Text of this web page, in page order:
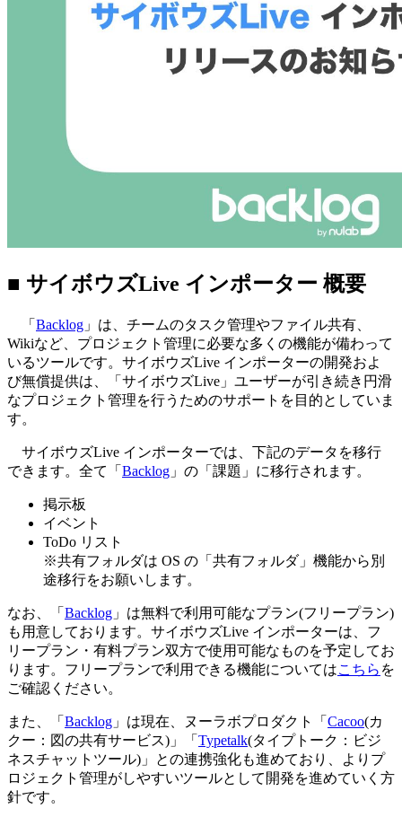
■ サイボウズLive インポーター 概要
「 Backlog 」は、チームのタスク管理やファイル共有、
Wikiなど、プロジェクト管理に必要な多くの機能が備わって
いるツールです。サイボウズLive インポーターの開発およ
び無償提供は、「サイボウズLive」ユーザーが引き続き円滑
なプロジェクト管理を行うためのサポートを目的としていま
す。
サイボウズLive インポーターでは、下記のデータを移行
できます。全て「 Backlog 」の「課題」に移行されます。
掲示板
イベント
ToDo リスト
※共有フォルダは OS の「共有フォルダ」機能から別
途移行をお願いします。
なお、「 Backlog 」は無料で利用可能なプラン(フリープラン)
も用意しております。サイボウズLive インポーターは、フ
リープラン・有料プラン双方で使用可能なものを予定してお
ります。フリープランで利用できる機能についてはこちら を
ご確認ください。
また、「 Backlog 」は現在、ヌーラボプロダクト「 Cacoo(カ
クー：図の共有サービス)」「 Typetalk(タイプトーク：ビジ
ネスチャットツール)」との連携強化も進めており、よりプ
ロジェクト管理がしやすいツールとして開発を進めていく方
針です。